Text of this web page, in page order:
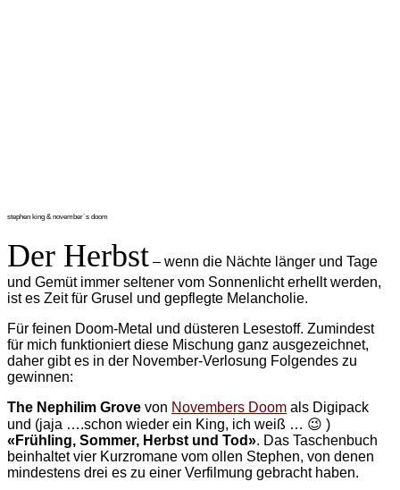
stephen king & november´s doom
Der Herbst – wenn die Nächte länger und Tage
und Gemüt immer seltener vom Sonnenlicht erhellt werden,
ist es Zeit für Grusel und gepflegte Melancholie.
Für feinen Doom-Metal und düsteren Lesestoff. Zumindest
für mich funktioniert diese Mischung ganz ausgezeichnet,
daher gibt es in der November-Verlosung Folgendes zu
gewinnen:
The Nephilim Grove von Novembers Doom als Digipack
und (jaja ….schon wieder ein King, ich weiß … 😉 )
«Frühling, Sommer, Herbst und Tod». Das Taschenbuch
beinhaltet vier Kurzromane vom ollen Stephen, von denen
mindestens drei es zu einer Verfilmung gebracht haben.